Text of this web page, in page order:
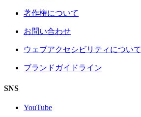
著作権について
お問い合わせ
ウェブアクセシビリティについて
ブランドガイドライン
SNS
YouTube